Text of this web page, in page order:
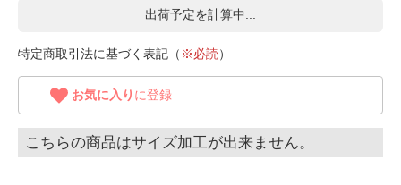
出荷予定を計算中...
特定商取引法に基づく表記（ ※必読）
お気に入り に登録
こちらの商品はサイズ加工が出来ません。